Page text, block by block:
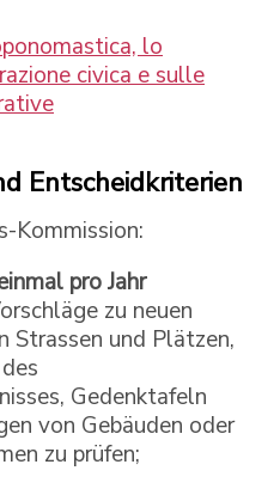
lo
civica e sulle
Entscheidkriterien
Kommission:
pro Jahr
zu neuen
Strassen und Plätzen,
Gedenktafeln
von Gebäuden oder
zu prüfen;